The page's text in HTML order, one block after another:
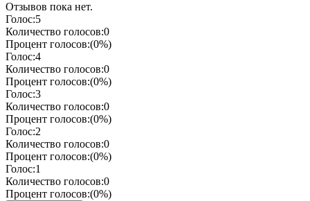
Отзывов пока нет.
Голос:5
Количество голосов:0
Процент голосов:(0%)
Голос:4
Количество голосов:0
Процент голосов:(0%)
Голос:3
Количество голосов:0
Процент голосов:(0%)
Голос:2
Количество голосов:0
Процент голосов:(0%)
Голос:1
Количество голосов:0
Процент голосов:(0%)